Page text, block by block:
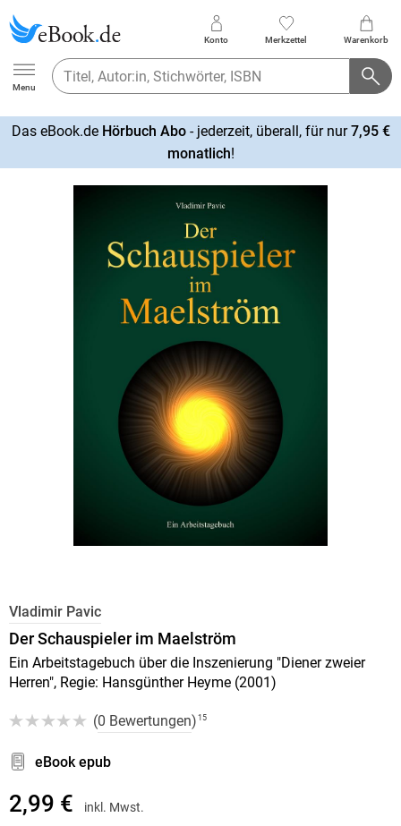
Ebook.de
Menu
Konto Merkzettel Warenkorb
Das eBook.de Hörbuch Abo- jederzeit, überall, für nur7,95 €
monatlich!
Vladimir Pavic
Der Schauspieler im Maelström
Ein Arbeitstagebuch über die Inszenierung "Diener zweier
Herren", Regie: Hansgünther Heyme (2001)
(0 Bewertungen) 15
eBook epub
2,99 € inkl. Mwst.